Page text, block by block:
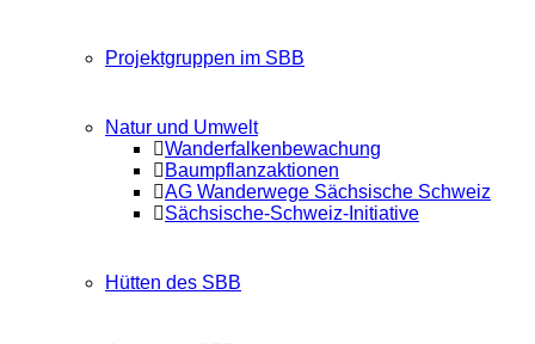
Projektgruppen im SBB
Natur und Umwelt
Wanderfalkenbewachung
Baumpflanzaktionen
AG Wanderwege Sächsische Schweiz
Sächsische-Schweiz-Initiative
Hütten des SBB